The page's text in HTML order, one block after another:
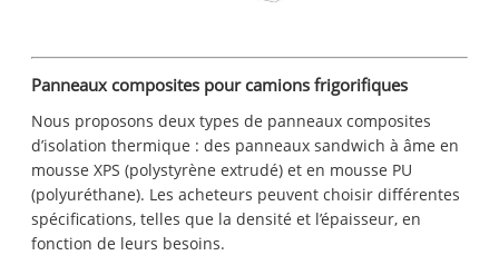
Panneaux composites pour camions frigorifiques
Nous proposons deux types de panneaux composites
d’isolation thermique : des panneaux sandwich à âme en
mousse XPS (polystyrène extrudé) et en mousse PU
(polyuréthane). Les acheteurs peuvent choisir différentes
spécifications, telles que la densité et l’épaisseur, en
fonction de leurs besoins.